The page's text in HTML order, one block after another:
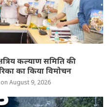
कल्याण समिति की
का किया विमोचन
August 9, 2026